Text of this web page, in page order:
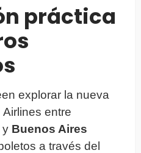
práctica
explorar la nueva
entre
y Buenos Aires
a través del